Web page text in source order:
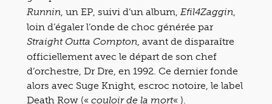
Runnin , un EP, suivi d’un album, Efil4Zaggin
loin d’égaler l’onde de choc générée par
Straight Outta Compton , avant de disparaître
officiellement avec le départ de son chef
d’orchestre, Dr Dre, en 1992. Ce dernier fonde
alors avec Suge Knight, escroc notoire, le label
Death Row (« couloir de la mort« ).